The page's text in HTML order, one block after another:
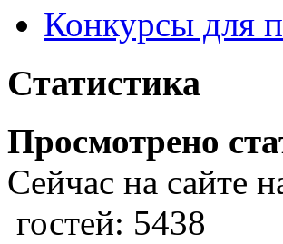
Конкурсы для
Статистика
Просмотрено
Сейчас на сайте
гостей: 5438